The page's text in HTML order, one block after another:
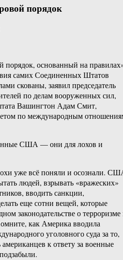
порядок
основанный на
самих Соединенных Штатов
скованы, заявил председатель
по делам вооруженных сил,
Вашингтон Адам Смит,
по международным
США — они для лохов и
уже всё поняли и осознали.
людей, взрывать «вражеских»
вводить санкции,
еще сотни вещей, которые
законодательстве о терроризме
как Америка вводила
уголовного суда за то,
к ответу за военные